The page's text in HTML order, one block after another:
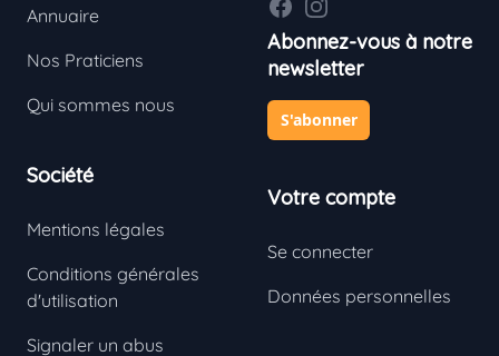
Annuaire
Nos Praticiens
Qui sommes nous
Société
Mentions légales
Conditions générales
d'utilisation
Signaler un abus
FacebookInstagram
Abonnez-vous à notre
newsletter
S'abonner
Votre compte
Se connecter
Données personnelles